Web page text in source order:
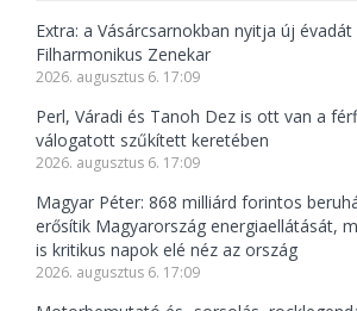
Extra: a Vásárcsarnokban nyitja új évadát
Filharmonikus Zenekar
2026. augusztus 6. 17:09
Perl, Váradi és Tanoh Dez is ott van a
válogatott szűkített keretében
2026. augusztus 6. 17:09
Magyar Péter: 868 milliárd forintos
erősítik Magyarország energiaellátását,
is kritikus napok elé néz az ország
2026. augusztus 6. 17:09